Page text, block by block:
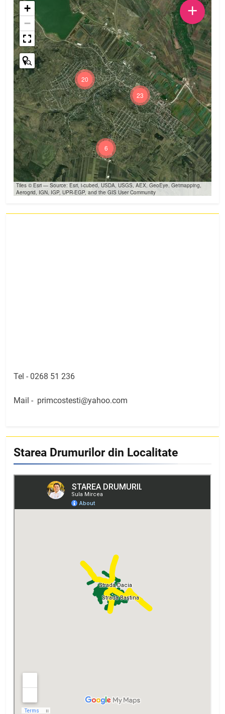
23
20
6
+
−
Tiles © Esri — Source: Esri, i-cubed, USDA, USGS, AEX, GeoEye, Getmapping,
Aerogrid, IGN, IGP, UPR-EGP, and the GIS User Community
+
Tel - 0268 51 236
Mail - primcostesti@yahoo.com
Starea Drumurilor din Localitate